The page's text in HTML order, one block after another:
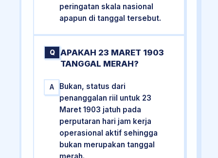
peringatan skala nasional
apapun di tanggal tersebut.
Q
APAKAH 23 MARET 1903
TANGGAL MERAH?
A
Bukan, status dari
penanggalan riil untuk 23
Maret 1903 jatuh pada
perputaran hari jam kerja
operasional aktif sehingga
bukan merupakan tanggal